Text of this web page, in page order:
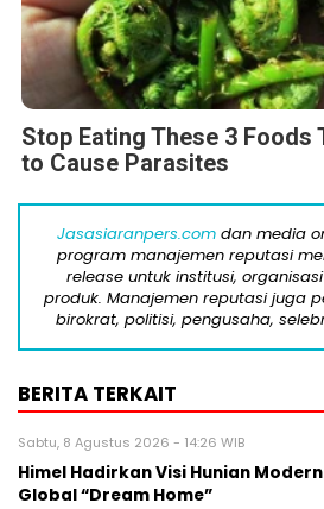
Stop Eating These 3 Foods
to Cause Parasites
Jasasiaranpers.com dan media
program manajemen reputasi
release untuk institusi,
produk. Manajemen reputasi juga
birokrat, politisi, pengusaha,
BERITA TERKAIT
Sabtu, 8 Agustus 2026 - 14:26 WIB
Himel Hadirkan Visi Hunian
Global “Dream Home”